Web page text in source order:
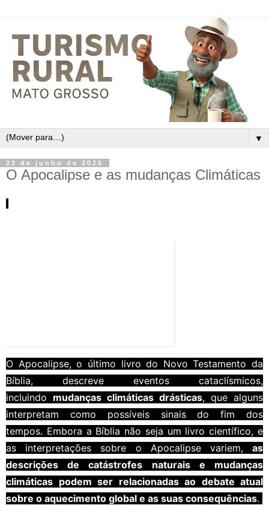
▼
22 de junho de 2025
O Apocalipse e as mudanças Climáticas
O Apocalipse, o último livro do Novo Testamento da
Bíblia, descreve eventos cataclísmicos,
incluindo mudanças climáticas drásticas, que alguns
interpretam como possíveis sinais do fim dos
tempos. Embora a Bíblia não seja um livro científico, e
as interpretações sobre o Apocalipse variem, as
descrições de catástrofes naturais e mudanças
climáticas podem ser relacionadas ao debate atual
sobre o aquecimento global e as suas consequências.